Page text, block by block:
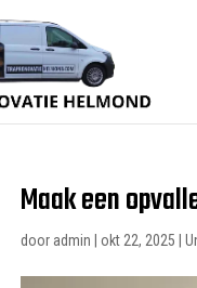
Maak een
door admin |okt 22, 2025 |